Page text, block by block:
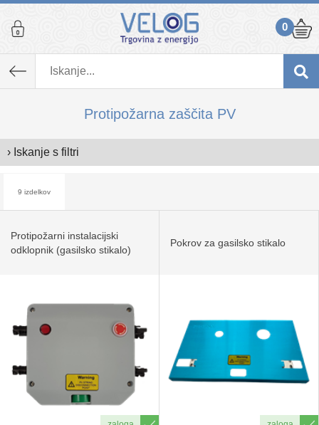
0
Protipožarna zaščita PV
› Iskanje s filtri
9 izdelkov
Protipožarni instalacijski
odklopnik (gasilsko stikalo)
Pokrov za gasilsko stikalo